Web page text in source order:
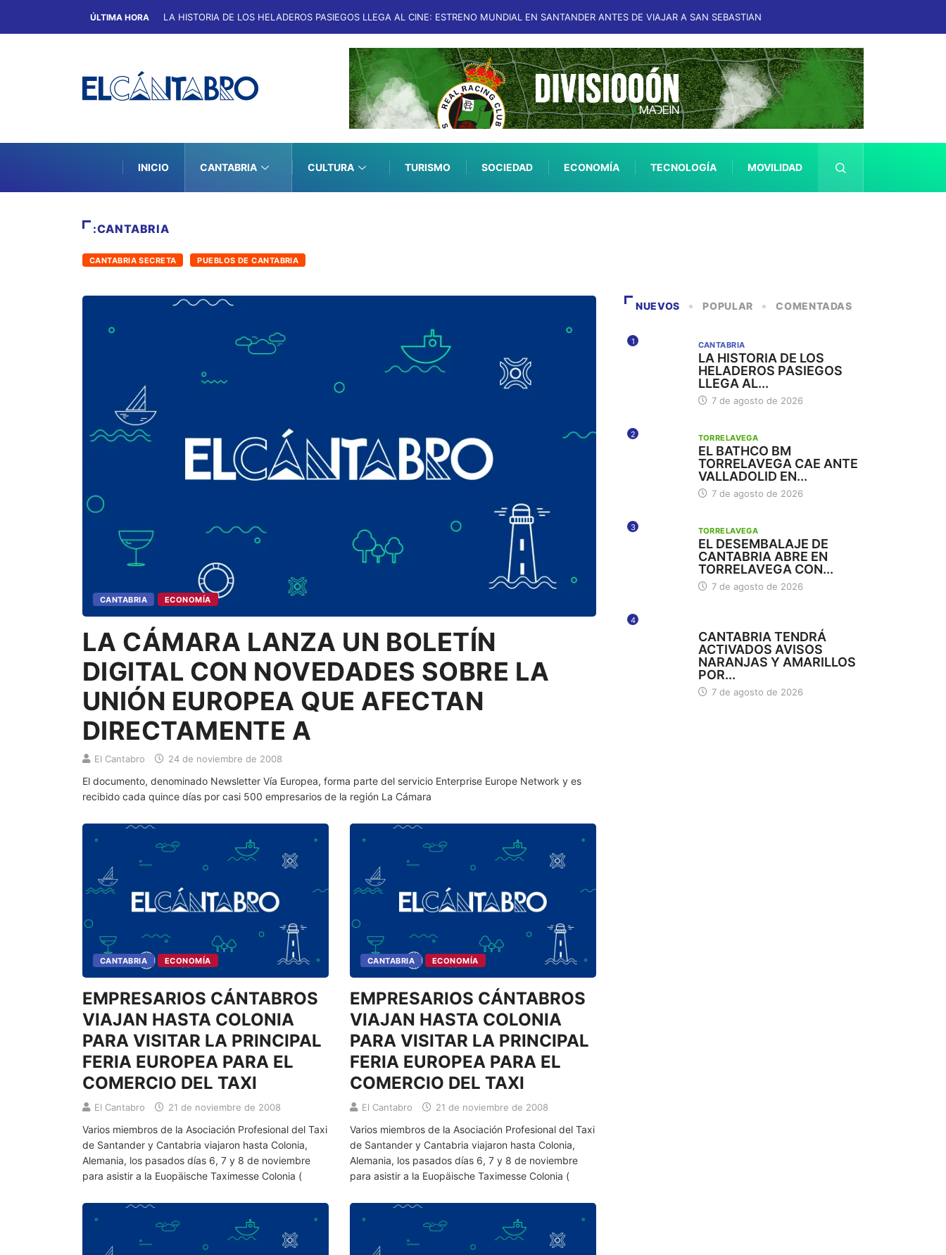
ÚLTIMA HORA LA HISTORIA DE LOS HELADEROS PASIEGOS LLEGA AL CINE: ESTRENO MUNDIAL EN SANTANDER ANTES DE VIAJAR A SAN SEBASTIÁN
INICIO CANTABRIA CULTURA TURISMO SOCIEDAD ECONOMÍA TECNOLOGÍA MOVILIDAD
:CANTABRIA
CANTABRIA SECRETA PUEBLOS DE CANTABRIA
CANTABRIA ECONOMÍA
LA CÁMARA LANZA UN BOLETÍN
DIGITAL CON NOVEDADES SOBRE LA
UNIÓN EUROPEA QUE AFECTAN
DIRECTAMENTE A
El Cantabro 24 de noviembre de 2008
El documento, denominado Newsletter Vía Europea, forma parte del servicio Enterprise Europe Network y es
recibido cada quince días por casi 500 empresarios de la región La Cámara
CANTABRIA ECONOMÍA
EMPRESARIOS CÁNTABROS
VIAJAN HASTA COLONIA
PARA VISITAR LA PRINCIPAL
FERIA EUROPEA PARA EL
COMERCIO DEL TAXI
El Cantabro 21 de noviembre de 2008
Varios miembros de la Asociación Profesional del Taxi
de Santander y Cantabria viajaron hasta Colonia,
Alemania, los pasados días 6, 7 y 8 de noviembre
para asistir a la Euopäische Taximesse Colonia (
CANTABRIA ECONOMÍA
EMPRESARIOS CÁNTABROS
VIAJAN HASTA COLONIA
PARA VISITAR LA PRINCIPAL
FERIA EUROPEA PARA EL
COMERCIO DEL TAXI
El Cantabro 21 de noviembre de 2008
Varios miembros de la Asociación Profesional del Taxi
de Santander y Cantabria viajaron hasta Colonia,
Alemania, los pasados días 6, 7 y 8 de noviembre
para asistir a la Euopäische Taximesse Colonia (
NUEVOS POPULAR COMENTADAS
1 CANTABRIA
LA HISTORIA DE LOS
HELADEROS PASIEGOS
LLEGA AL...
7 de agosto de 2026
2 TORRELAVEGA
EL BATHCO BM
TORRELAVEGA CAE ANTE
VALLADOLID EN...
7 de agosto de 2026
3 TORRELAVEGA
EL DESEMBALAJE DE
CANTABRIA ABRE EN
TORRELAVEGA CON...
7 de agosto de 2026
4
CANTABRIA TENDRÁ
ACTIVADOS AVISOS
NARANJAS Y AMARILLOS
POR...
7 de agosto de 2026